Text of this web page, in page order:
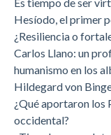
Hesíodo, el primer
¿Resiliencia o
Carlos Llano: un
humanismo en los
Hildegard von
¿Qué aportaron los
occidental?